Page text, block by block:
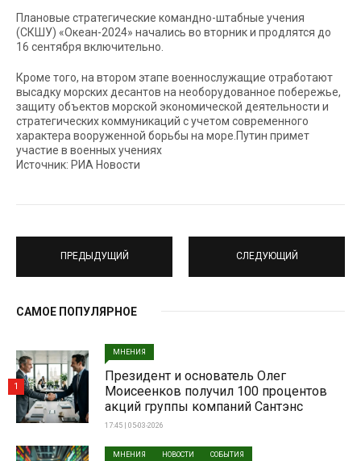
Плановые стратегические командно-штабные учения
(СКШУ) «Океан-2024» начались во вторник и продлятся до
16 сентября включительно.
Кроме того, на втором этапе военнослужащие отработают
высадку морских десантов на необорудованное побережье,
защиту объектов морской экономической деятельности и
стратегических коммуникаций с учетом современного
характера вооруженной борьбы на море.Путин примет
участие в военных учениях
Источник: РИА Новости
ПРЕДЫДУЩИЙ СЛЕДУЮЩИЙ
САМОЕ ПОПУЛЯРНОЕ
МНЕНИЯ
Президент и основатель Олег
Моисеенков получил 100 процентов
акций группы компаний Сантэнс
17:45 | 05-03-2026
1
МНЕНИЯ НОВОСТИ СОБЫТИЯ